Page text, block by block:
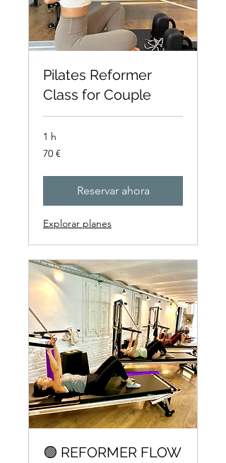
Pilates Reformer
Class for Couple
1 h
70
euros
70 €
Reservar ahora
Explorar planes
🟢 REFORMER FLOW